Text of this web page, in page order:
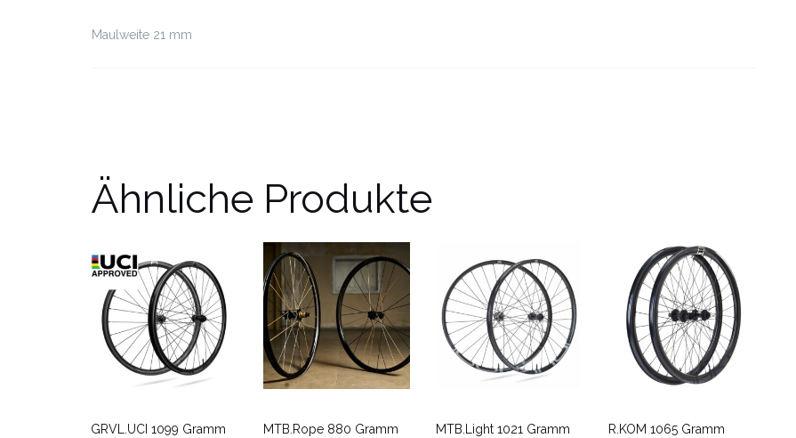
Maulweite 21 mm
Ähnliche Produkte
GRVL.UCI 1099 Gramm MTB.Rope 880 Gramm MTB.Light 1021 Gramm R.KOM 1065 Gramm